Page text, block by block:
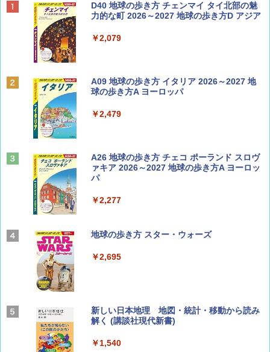
ディズニーファン ２０２６年 ９月号 [雑
誌] (ＤＩＳＮＥＹ ＦＡＮ)
￥713
Coyote No.89 特集 星野道夫 夢見る旅
山と溪谷 2026年8月号「南アルプス大全」
￥1,540
AIRLINE（エアライン）2026年9月号【特
BE-PAL(ビ-パル) 2026年 9 月号【特別付録:
SOTO ミニマル"旅"財布 ランダム2種】
￥1,500
D40 地球の歩き方 チェンマイ タイ北部の魅
力的な町 2026～2027 地球の歩き方D アジア
￥2,079
A09 地球の歩き方 イタリア 2026～2027 地
球の歩き方A ヨーロッパ
￥2,479
A26 地球の歩き方 チェコ ポーランド スロヴ
ァキア 2026～2027 地球の歩き方A ヨーロッ
パ
￥2,277
地球の歩き方 スター・ウォーズ
￥2,695
新しい日本地理 地図・統計・移動から読み
解く (講談社現代新書)
￥1,540